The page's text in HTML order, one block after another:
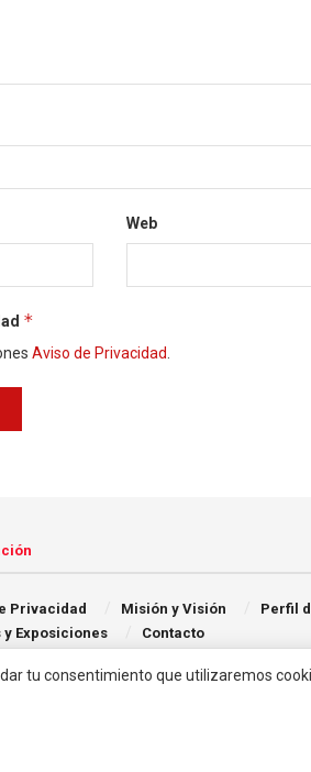
Web
*
Aviso de Privacidad
Privacidad Misión y Visión
Perfil
y Exposiciones
Contacto
tu consentimiento que utilizaremos